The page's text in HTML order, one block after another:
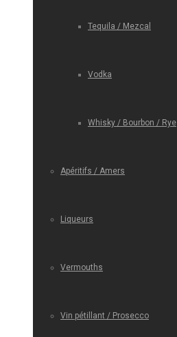
Tequila / Mezcal
Vodka
Whisky / Bourbon / Rye
Apéritifs / Amers
Liqueurs
Vermouths
Vin pétillant / Prosecco